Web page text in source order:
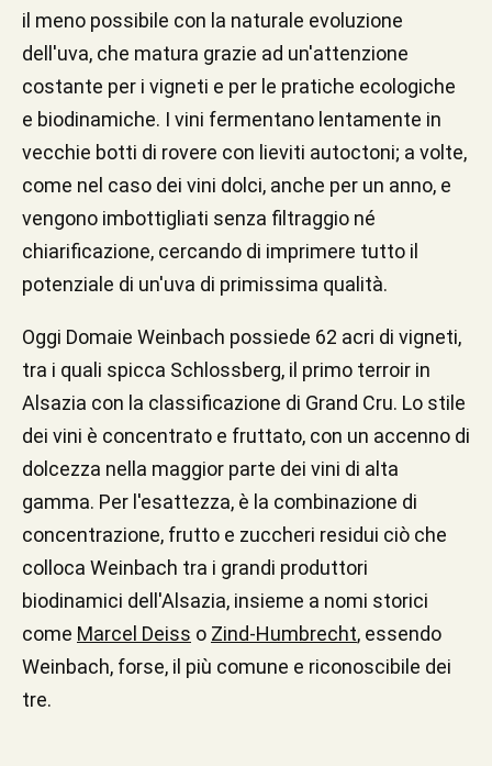
il meno possibile con la naturale evoluzione
dell'uva, che matura grazie ad un'attenzione
costante per i vigneti e per le pratiche ecologiche
e biodinamiche. I vini fermentano lentamente in
vecchie botti di rovere con lieviti autoctoni; a volte,
come nel caso dei vini dolci, anche per un anno, e
vengono imbottigliati senza filtraggio né
chiarificazione, cercando di imprimere tutto il
potenziale di un'uva di primissima qualità.
Oggi Domaie Weinbach possiede 62 acri di vigneti,
tra i quali spicca Schlossberg, il primo terroir in
Alsazia con la classificazione di Grand Cru. Lo stile
dei vini è concentrato e fruttato, con un accenno di
dolcezza nella maggior parte dei vini di alta
gamma. Per l'esattezza, è la combinazione di
concentrazione, frutto e zuccheri residui ciò che
colloca Weinbach tra i grandi produttori
biodinamici dell'Alsazia, insieme a nomi storici
come Marcel Deiss o Zind-Humbrecht, essendo
Weinbach, forse, il più comune e riconoscibile dei
tre.